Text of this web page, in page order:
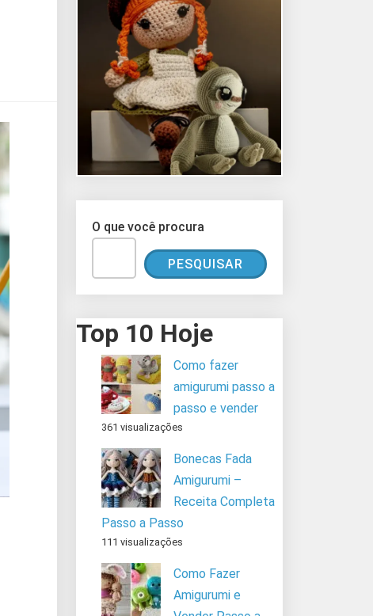
O que você procura
PESQUISAR
Top 10 Hoje
Como fazer
amigurumi passo a
passo e vender
361 visualizações
Bonecas Fada
Amigurumi –
Receita Completa
Passo a Passo
111 visualizações
Como Fazer
Amigurumi e